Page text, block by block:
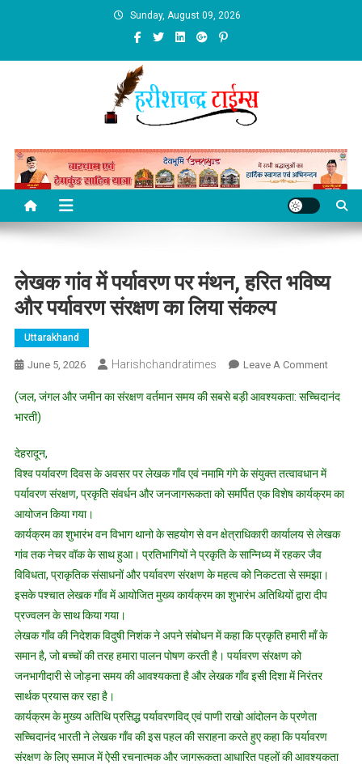
Sunday, August 09, 2026
लेखक गांव में पर्यावरण पर मंथन, हरित भविष्य
और पर्यावरण संरक्षण का लिया संकल्प
Uttarakhand
June 5, 2026 Harishchandratimes Leave A CommentOn
गांव
मंथन,
हरित
और
(जल, जंगल और जमीन का संरक्षण वर्तमान समय की सबसे बड़ी आवश्यकता: सच्चिदानंद
भारती)
देहरादून,
विश्व पर्यावरण दिवस के अवसर पर लेखक गाँव एवं नमामि गंगे के संयुक्त तत्वावधान में
पर्यावरण संरक्षण, प्रकृति संवर्धन और जनजागरूकता को समर्पित एक विशेष कार्यक्रम का
आयोजन किया गया।
कार्यक्रम का शुभारंभ वन विभाग थानो के सहयोग से वन क्षेत्राधिकारी कार्यालय से लेखक
गांव तक नेचर वॉक के साथ हुआ। प्रतिभागियों ने प्रकृति के सान्निध्य में रहकर जैव
विविधता, प्राकृतिक संसाधनों और पर्यावरण संरक्षण के महत्व को निकटता से समझा।
इसके पश्चात लेखक गाँव में आयोजित मुख्य कार्यक्रम का शुभारंभ अतिथियों द्वारा दीप
प्रज्वलन के साथ किया गया।
लेखक गाँव की निदेशक विदुषी निशंक ने अपने संबोधन में कहा कि प्रकृति हमारी माँ के
समान है, जो बच्चों की तरह हमारा पालन पोषण करती है। पर्यावरण संरक्षण को
जनभागीदारी से जोड़ना समय की आवश्यकता है और लेखक गाँव इसी दिशा में निरंतर
सार्थक प्रयास कर रहा है।
कार्यक्रम के मुख्य अतिथि प्रसिद्ध पर्यावरणविद् एवं पाणी राखो आंदोलन के प्रणेता
सच्चिदानंद भारती ने लेखक गाँव की इस पहल की सराहना करते हुए कहा कि पर्यावरण
संरक्षण के लिए समाज में ऐसी रचनात्मक और जागरूकता आधारित पहलों की आवश्यकता